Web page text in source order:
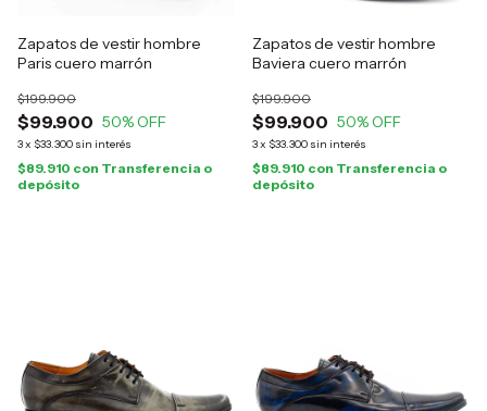
Zapatos de vestir hombre
Paris cuero marrón
$99.900
$199.900
50% OFF
3x $33.300 sin interés
$89.910 con Transferencia o
depósito
Zapatos de vestir hombre
Baviera cuero marrón
$99.900
$199.900
50% OFF
3x $33.300 sin interés
$89.910 con Transferencia o
depósito